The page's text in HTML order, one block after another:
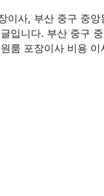
사, 부산 중구 중
입니다. 부산 중구
룸 포장이사 비용